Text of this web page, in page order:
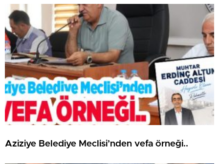
Aziziye Belediye Meclisi’nden vefa örneği..